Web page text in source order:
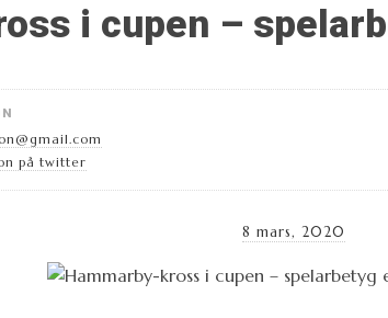
i cupen –
på twitter
8 mars, 2020